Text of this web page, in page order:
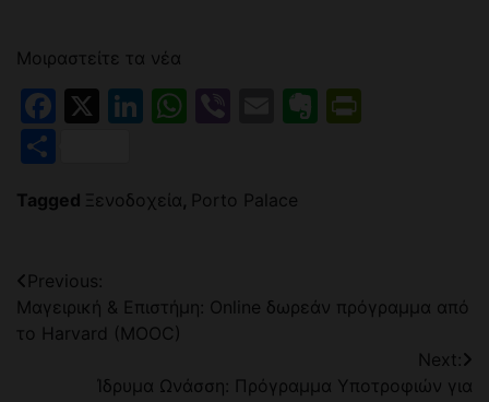
Μοιραστείτε τα νέα
Facebook
X LinkedIn
WhatsApp
ViberEmailEvernote
Tagged Ξενοδοχεία Porto Palace
Πλοήγηση
άρθρων
Previous:
Μαγειρική & Επιστήμη: Online δωρεάν πρόγραμμα από
το Harvard (MOOC)
Next:
Ίδρυμα Ωνάσση: Πρόγραμμα Υποτροφιών για